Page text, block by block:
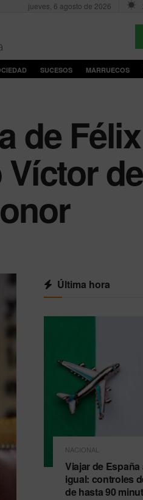
jueves, 6 agosto de 2026
SUCESOS MARRUECOS
de Félix
de
Última hora
NACIONAL
Viajar de España
igual: controles
de hasta 90